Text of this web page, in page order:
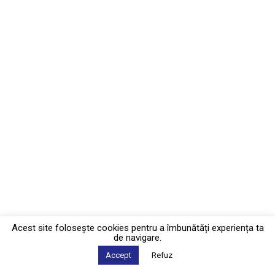
Acest site foloseşte cookies pentru a îmbunătăți experiența ta
de navigare.
Accept Refuz